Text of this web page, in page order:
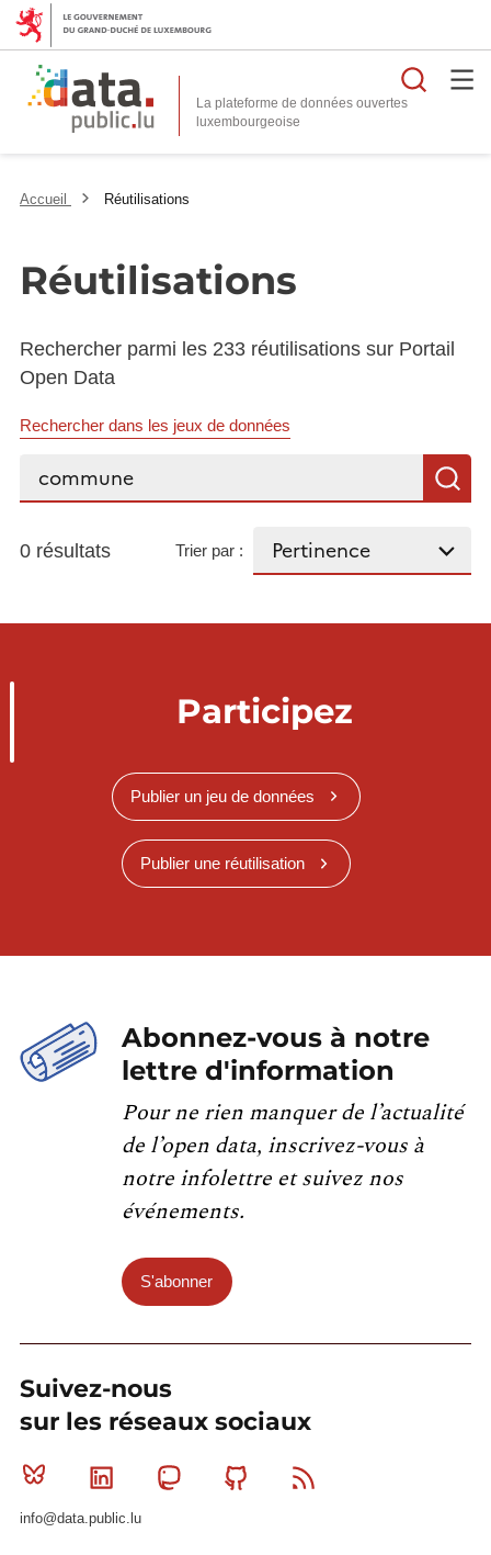
La plateforme de données ouvertes
Accueil Réutilisations
Réutilisations
Rechercher parmi les 233 réutilisations sur Portail
Open Data
Rechercher dans les jeux de données
0 résultats Trier par :
Participez
Publier un jeu de données
Publier une réutilisation
Abonnez-vous à notre
lettre d'information
Pour ne rien manquer de l’actualité
de l’open data, inscrivez-vous à
notre infolettre et suivez nos
événements.
S'abonner
Suivez-nous
sur les réseaux sociaux
Bluesky Linkedin MastodonGithub
info@data.public.lu